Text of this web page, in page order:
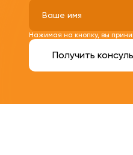
Нажимая на кнопку, вы
Получить